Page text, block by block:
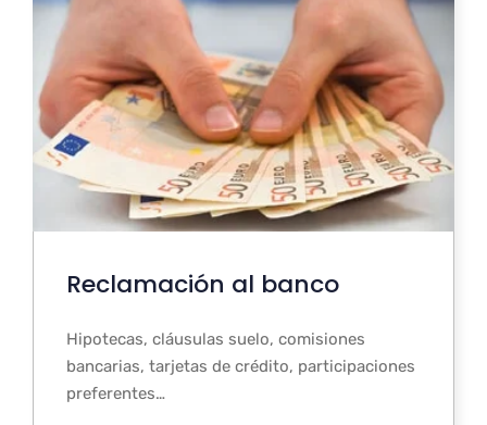
Reclamación al banco
Hipotecas, cláusulas suelo, comisiones
bancarias, tarjetas de crédito, participaciones
preferentes…